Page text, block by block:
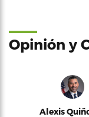
Opinión y
Alexis